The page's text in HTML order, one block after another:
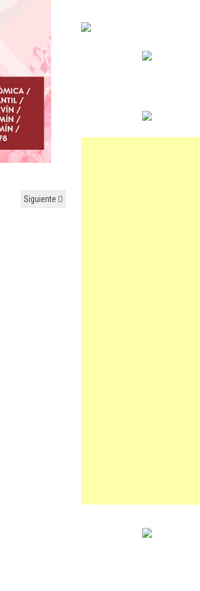
Siguiente